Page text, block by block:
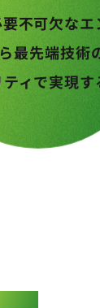
不可欠なエ
最先端技術
ィで実現す